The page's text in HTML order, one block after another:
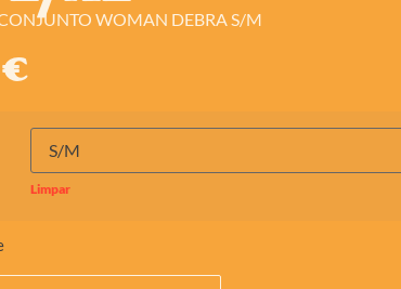
WOMAN DEBRA S/M
€
Limpar